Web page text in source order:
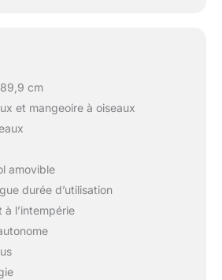
cm
et mangeoire à oiseaux
amovible
durée d’utilisation
à l’intempérie